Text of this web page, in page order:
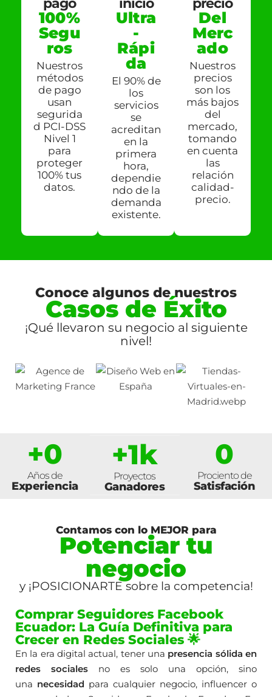
pago
100%
Segu
ros
Nuestros
métodos
de pago
usan
segurida
d PCI-DSS
Nivel 1
para
proteger
100% tus
datos.
inicio
Ultra
-
Rápi
da
El 90% de
los
servicios
se
acreditan
en la
primera
hora,
dependie
ndo de la
demanda
existente.
precio
Del
Merc
ado
Nuestros
precios
son los
más bajos
del
mercado,
tomando
en cuenta
las
relación
calidad-
precio.
Conoce algunos de nuestros
Casos de Éxito
¡Qué llevaron su negocio al siguiente
nivel!
+0
Años de
Experiencia
+1k
Proyectos
Ganadores
0
Prociento de
Satisfación
Contamos con lo MEJOR para
Potenciar tu
negocio
y ¡POSICIONARTE sobre la competencia!
Comprar Seguidores Facebook
Ecuador: La Guía Definitiva para
Crecer en Redes Sociales 🌟
En la era digital actual, tener una presencia sólida en
redes sociales no es solo una opción, sino
una necesidad para cualquier negocio, influencer o